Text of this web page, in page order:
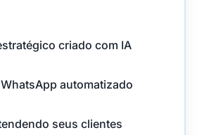
criado com IA
automatizado
seus clientes